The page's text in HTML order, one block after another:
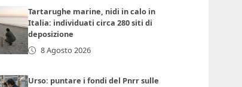
Tartarughe marine, nidi in calo in
Italia: individuati circa 280 siti di
deposizione
8 Agosto 2026
Urso: puntare i fondi del Pnrr sulle